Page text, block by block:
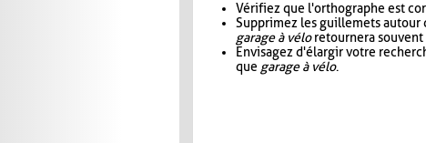
Vérifiez que l'orthographe est
Supprimez les guillemets autour
garage à véloretournera souvent
Envisagez d'élargir votre
que garage à vélo.